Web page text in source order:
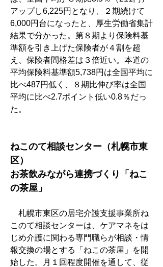
アップし6,225円となり、２期続けて
6,000円台になったと、厚生労働省集計
結果で分かった。第８期より保険料基
準額を引き上げた保険者が４割を超
え、保険者間格差は３倍近い。本道の
平均保険料基準額5,738円は全国平均に
比べ487円低く、８期比伸び率は全国
平均に比べ2.7ポイント低い0.8％だっ
た。
ねこのて相談センター（札幌市東
区）
お茶飲みながら連携づくり「ねこ
の茶屋」
札幌市東区の居宅介護支援事業所ね
このて相談センターは、ケアマネをは
じめ介護に関わる専門職らが相談・情
報交換の場とする「ねこの茶屋」を開
始した。月１回程度開催を通して、従